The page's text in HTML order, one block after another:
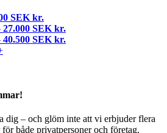
SEK kr.
27.000 SEK kr.
40.500 SEK kr.
dig – och glöm inte att vi erbjuder flera
både privatpersoner och företag.